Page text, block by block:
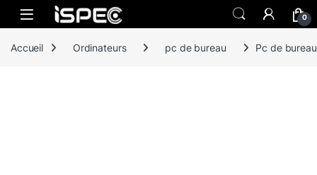
Skip to navigation
Skip to content
0
Accueil Ordinateurs pc de bureau Pc de